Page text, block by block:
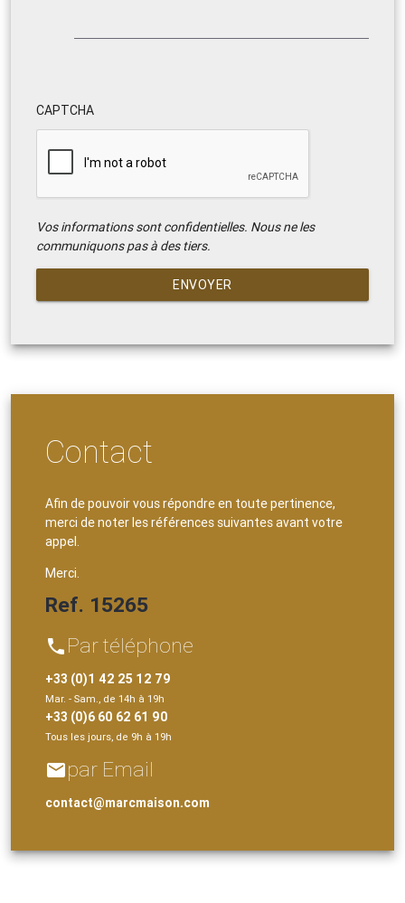
CAPTCHA
Vos informations sont confidentielles. Nous ne les
communiquons pas à des tiers.
ENVOYER
Contact
Afin de pouvoir vous répondre en toute pertinence,
merci de noter les références suivantes avant votre
appel.
Merci.
Ref. 15265
phone Par téléphone
+33 (0)1 42 25 12 79
Mar. - Sam., de 14h à 19h
+33 (0)6 60 62 61 90
Tous les jours, de 9h à 19h
emailpar Email
contact@marcmaison.com